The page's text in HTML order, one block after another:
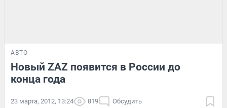
АВТО
Новый ZAZ появится в России до
конца года
23 марта, 2012, 13:24 819 Обсудить